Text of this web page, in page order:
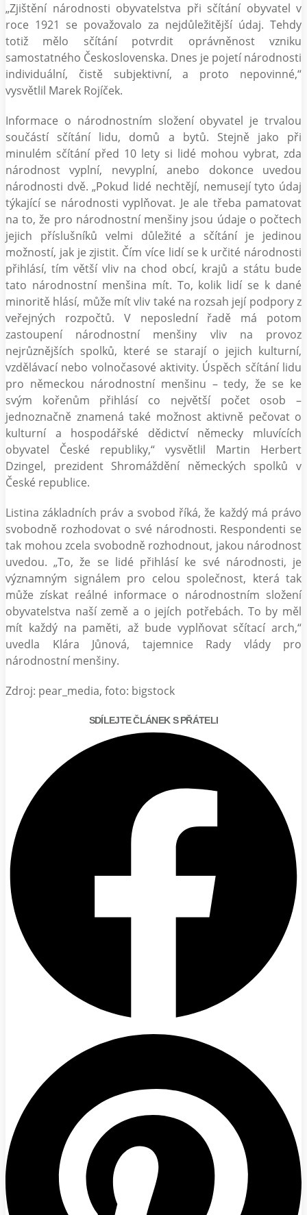
„Zjištění národnosti obyvatelstva při sčítání obyvatel v
roce 1921 se považovalo za nejdůležitější údaj. Tehdy
totiž mělo sčítání potvrdit oprávněnost vzniku
samostatného Československa. Dnes je pojetí národnosti
individuální, čistě subjektivní, a proto nepovinné,“
vysvětlil Marek Rojíček.
Informace o národnostním složení obyvatel je trvalou
součástí sčítání lidu, domů a bytů. Stejně jako při
minulém sčítání před 10 lety si lidé mohou vybrat, zda
národnost vyplní, nevyplní, anebo dokonce uvedou
národnosti dvě. „Pokud lidé nechtějí, nemusejí tyto údaj
týkající se národnosti vyplňovat. Je ale třeba pamatovat
na to, že pro národnostní menšiny jsou údaje o počtech
jejich příslušníků velmi důležité a sčítání je jedinou
možností, jak je zjistit. Čím více lidí se k určité národnosti
přihlásí, tím větší vliv na chod obcí, krajů a státu bude
tato národnostní menšina mít. To, kolik lidí se k dané
minoritě hlásí, může mít vliv také na rozsah její podpory z
veřejných rozpočtů. V neposlední řadě má potom
zastoupení národnostní menšiny vliv na provoz
nejrůznějších spolků, které se starají o jejich kulturní,
vzdělávací nebo volnočasové aktivity. Úspěch sčítání lidu
pro německou národnostní menšinu – tedy, že se ke
svým kořenům přihlásí co největší počet osob –
jednoznačně znamená také možnost aktivně pečovat o
kulturní a hospodářské dědictví německy mluvících
obyvatel České republiky,“ vysvětlil Martin Herbert
Dzingel, prezident Shromáždění německých spolků v
České republice.
Listina základních práv a svobod říká, že každý má právo
svobodně rozhodovat o své národnosti. Respondenti se
tak mohou zcela svobodně rozhodnout, jakou národnost
uvedou. „To, že se lidé přihlásí ke své národnosti, je
významným signálem pro celou společnost, která tak
může získat reálné informace o národnostním složení
obyvatelstva naší země a o jejích potřebách. To by měl
mít každý na paměti, až bude vyplňovat sčítací arch,“
uvedla Klára Jůnová, tajemnice Rady vlády pro
národnostní menšiny.
Zdroj: pear_media, foto: bigstock
SDÍLEJTE ČLÁNEK S PŘÁTELI